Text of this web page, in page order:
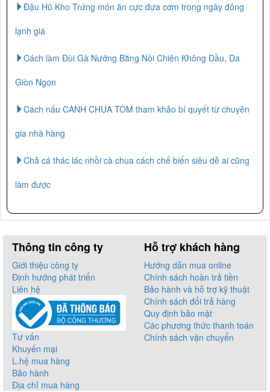
Đậu Hũ Kho Trứng món ăn cực đưa cơm trong ngày đông
lạnh giá
Cách làm Đùi Gà Nướng Bằng Nồi Chiên Không Dầu, Da
Giòn Ngon
Cách nấu CANH CHUA TÔM tham khảo bí quyết từ chuyên
gia nhà hàng
Chả cá thác lác nhồi cà chua cách chế biến siêu dễ ai cũng
làm được
Thông tin công ty
Giới thiệu công ty
Định hướng phát triển
Liên hệ
Tư vấn
Khuyến mại
L.hệ mua hàng
Bảo hành
Địa chỉ mua hàng
Hỗ trợ khách hàng
Hướng dẫn mua online
Chính sách hoàn trả tiền
Bảo hành và hỗ trợ kỹ thuật
Chính sách đổi trả hàng
Quy định bảo mật
Các phương thức thanh toán
Chính sách vận chuyển